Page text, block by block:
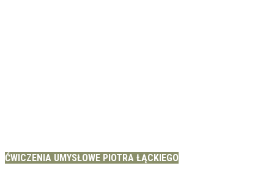
ĆWICZENIA UMYSŁOWE PIOTRA ŁĄCKIEGO